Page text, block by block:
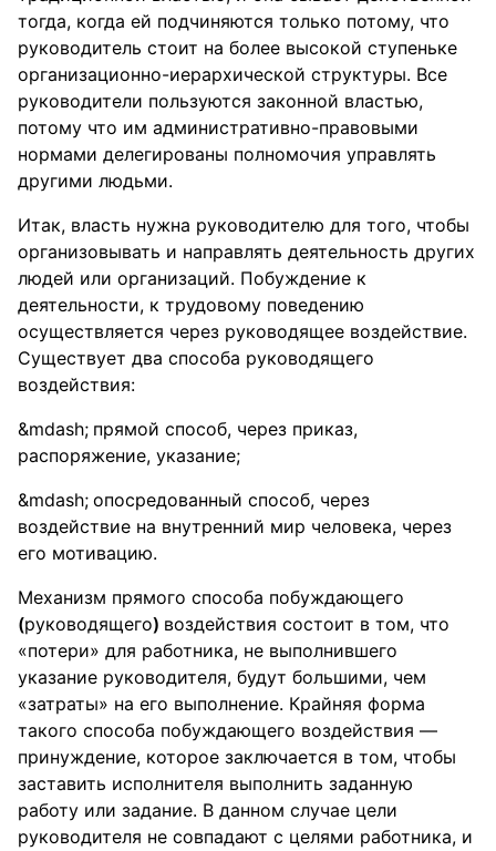
тогда, когда ей подчиняются только потому, что
руководитель стоит на более высокой ступеньке
организационно-иерархической структуры. Все
руководители пользуются законной властью,
потому что им административно-правовыми
нормами делегированы полномочия управлять
другими людьми.
Итак, власть нужна руководителю для того, чтобы
организовывать и направлять деятельность других
людей или организаций. Побуждение к
деятельности, к трудовому поведению
осуществляется через руководящее воздействие.
Существует два способа руководящего
воздействия:
прямой способ, через приказ,
распоряжение, указание;
опосредованный способ, через
воздействие на внутренний мир человека, через
его мотивацию.
Механизм прямого способа побуждающего
(руководящего) воздействия состоит в том, что
«потери» для работника, не выполнившего
указание руководителя, будут большими, чем
«затраты» на его выполнение. Крайняя форма
такого способа побуждающего воздействия —
принуждение, которое заключается в том, чтобы
заставить исполнителя выполнить заданную
работу или задание. В данном случае цели
руководителя не совпадают с целями работника, и